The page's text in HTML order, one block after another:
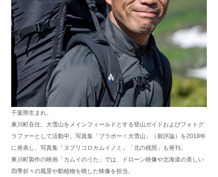
千葉県生まれ。
東川町在住。大雪山をメインフィールドとする登山ガイドおよびフォトグ
ラファーとして活動中。写真集「ブラボー！大雪山」（新評論）を2018年
に発表し、写真集「ヌプリコロカムイノミ」「北の残照」も発刊。
東川町製作の映画「カムイのうた」では、ドローン映像や北海道の美しい
四季折々の風景や動植物を映した映像を担当。